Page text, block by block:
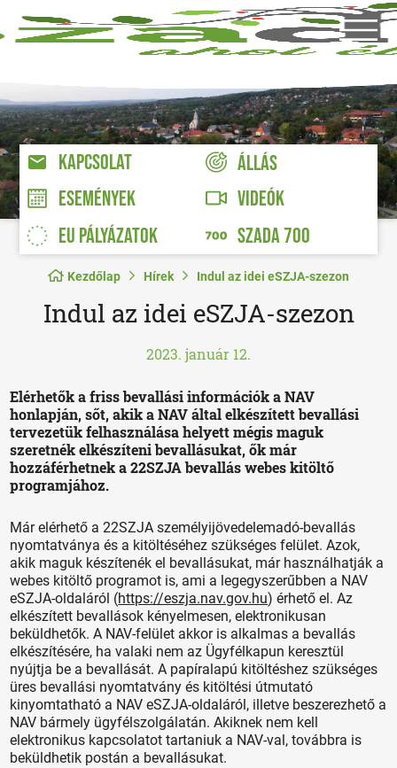
KAPCSOLAT
ÁLLÁS
ESEMÉNYEK
VIDEÓK
EU PÁLYÁZATOK
SZADA 700
Kezdőlap Hírek Indul az idei eSZJA-szezon
Indul az idei eSZJA-szezon
2023. január 12.
Elérhetők a friss bevallási információk a NAV
honlapján, sőt, akik a NAV által elkészített bevallási
tervezetük felhasználása helyett mégis maguk
szeretnék elkészíteni bevallásukat, ők már
hozzáférhetnek a 22SZJA bevallás webes kitöltő
programjához.
Már elérhető a 22SZJA személyijövedelemadó-bevallás
nyomtatványa és a kitöltéséhez szükséges felület. Azok,
akik maguk készítenék el bevallásukat, már használhatják a
webes kitöltő programot is, ami a legegyszerűbben a NAV
eSZJA-oldaláról (https://eszja.nav.gov.hu) érhető el. Az
elkészített bevallások kényelmesen, elektronikusan
beküldhetők. A NAV-felület akkor is alkalmas a bevallás
elkészítésére, ha valaki nem az Ügyfélkapun keresztül
nyújtja be a bevallását. A papíralapú kitöltéshez szükséges
üres bevallási nyomtatvány és kitöltési útmutató
kinyomtatható a NAV eSZJA-oldaláról, illetve beszerezhető a
NAV bármely ügyfélszolgálatán. Akiknek nem kell
elektronikus kapcsolatot tartaniuk a NAV-val, továbbra is
beküldhetik postán a bevallásukat.